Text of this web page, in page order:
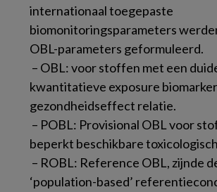
internationaal toegepaste
biomonitoringsparameters
OBL-parameters geformuleerd.
– OBL: voor stoffen met een
kwantitatieve exposure
gezondheidseffect relatie.
– POBL: Provisional OBL voor
beperkt beschikbare
– ROBL: Reference OBL, zijnde
‘population-based’